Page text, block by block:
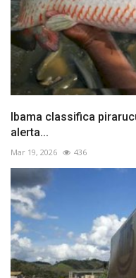
Ibama classifica
alerta...
Mar 19, 2026 436